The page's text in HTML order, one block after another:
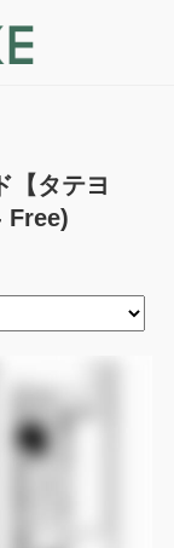
【タテヨ
Free)